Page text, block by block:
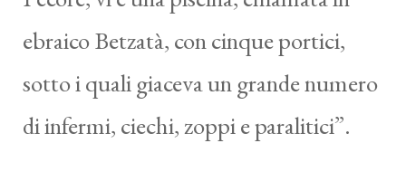
ebraico Betzatà, con cinque portici,
sotto i quali giaceva un grande numero
di infermi, ciechi, zoppi e paralitici”.